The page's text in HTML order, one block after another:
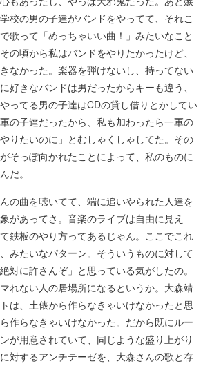
校の男の子達がバンドをやってて、それこ
歌って「めっちゃいい曲！」みたいなこと
の頃から私はバンドをやりたかったけど、
なかった。楽器を弾けないし、持ってない
好きなバンドは男だったからキーも違う、
ってる男の子達はCDの貸し借りとかしてい
の子達だったから、私も加わったら一軍の
りたいのに」とむしゃくしゃしてた。その
そっぽ向かれたことによって、私のものに
だ。
の曲を聴いてて、端に追いやられた人達を
があってさ。音楽のライブは自由に見え
鉄板のやり方ってあるじゃん。ここでこれ
みたいなパターン。そういうものに対して
対に許さんぞ」と思っている気がしたの。
れない人の居場所になるというか。大森靖
は、土俵から作らなきゃいけなかったと思
作らなきゃいけなかった。だから既にルー
が用意されていて、同じような盛り上がり
対するアンチテーゼを、大森さんの歌と存